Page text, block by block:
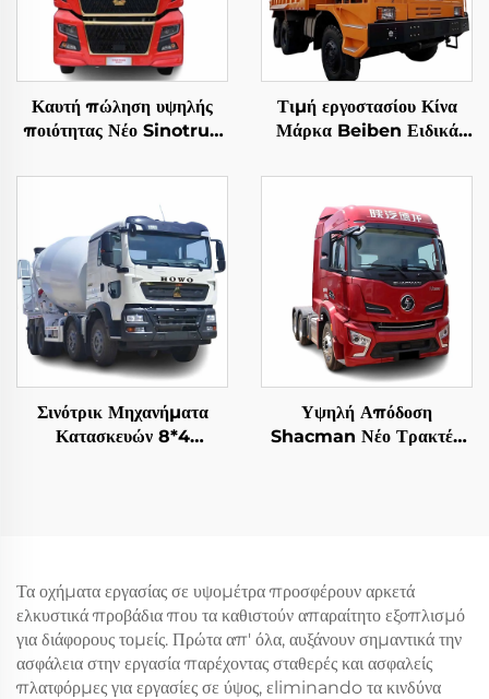
Καυτή πώληση υψηλής
ποιότητας Νέο Sinotruk
4X2 Τρακτέρ Τρέιλερ
Τιμή εργοστασίου Κίνα
Μάρκα Beiben Ειδικά
480HP 30-40 Τόνων
Χωρητικότητα Σταθερό
Φορτηγό Εκσκαφής προς
Πώληση
Σινότρικ Μηχανήματα
Κατασκευών 8*4
Υψηλή Απόδοση
Shacman Νέο Τρακτέρ
Τα οχήματα εργασίας σε υψομέτρα προσφέρουν αρκετά
ελκυστικά προβάδια που τα καθιστούν απαραίτητο εξοπλισμό
για διάφορους τομείς. Πρώτα απ' όλα, αυξάνουν σημαντικά την
ασφάλεια στην εργασία παρέχοντας σταθερές και ασφαλείς
πλατφόρμες για εργασίες σε ύψος, εliminando τα κινδύνα